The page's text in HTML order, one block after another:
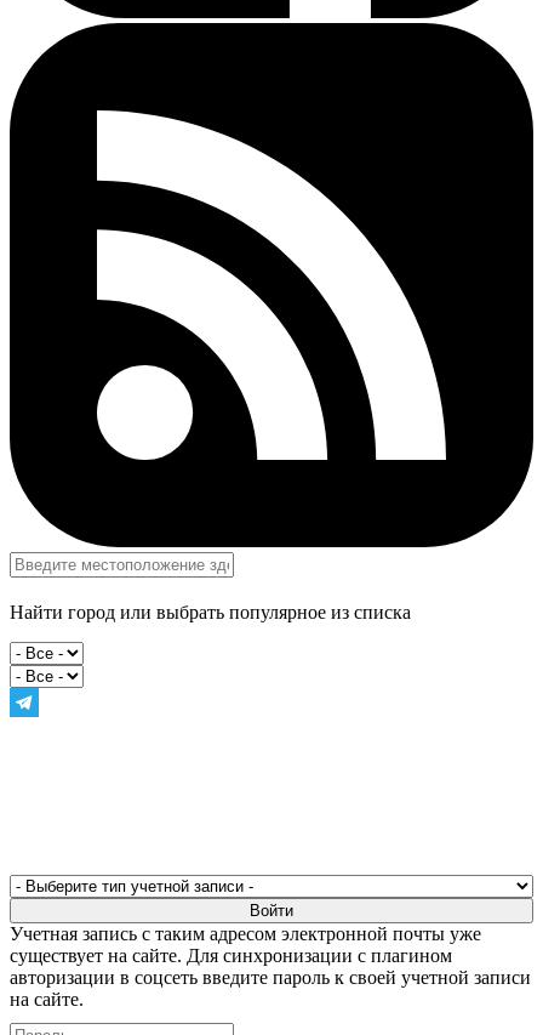
Найти город или выбрать популярное из списка
Учетная запись с таким адресом электронной почты уже
существует на сайте. Для синхронизации с плагином
авторизации в соцсеть введите пароль к своей учетной записи
на сайте.